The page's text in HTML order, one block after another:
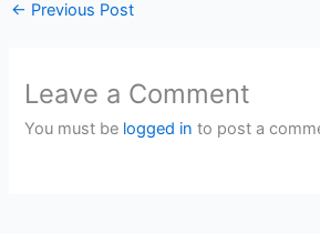
← Previous Post
Leave a Comment
You must be logged in to post a